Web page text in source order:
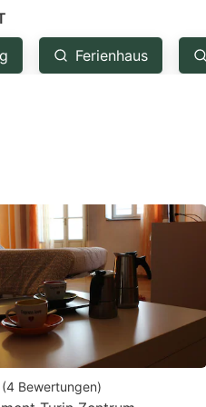
Ferienhaus
(4 Bewertungen)